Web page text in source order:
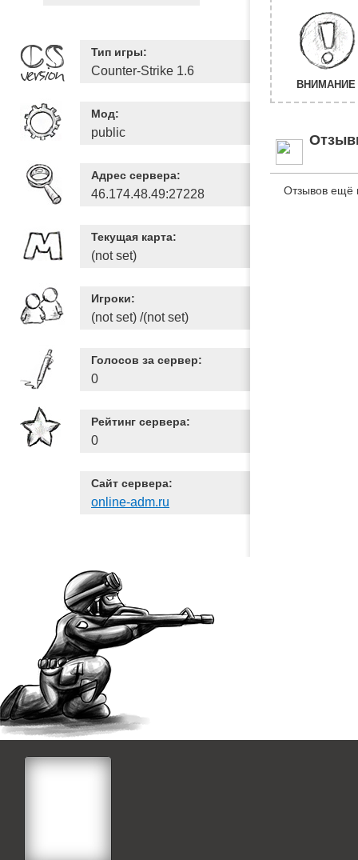
Тип игры:
Counter-Strike 1.6
Мод:
public
Адрес сервера:
46.174.48.49:27228
Текущая карта:
(not set)
Игроки:
(not set) /(not set)
Голосов за сервер:
0
Рейтинг сервера:
0
Сайт сервера:
online-adm.ru
ВНИМАНИЕ
Отзывов ещё